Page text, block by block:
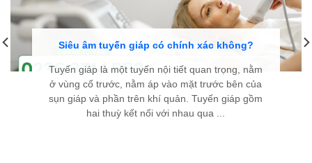
Siêu âm tuyến giáp có chính xác không?
Tuyến giáp là một tuyến nội tiết quan trọng, nằm
ở vùng cổ trước, nằm áp vào mặt trước bên của
sụn giáp và phần trên khí quản. Tuyến giáp gồm
hai thuỳ kết nối với nhau qua ...